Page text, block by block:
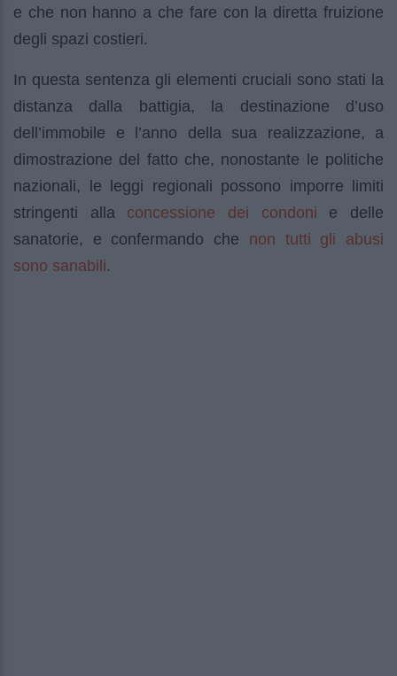
e che non hanno a che fare con la diretta fruizione
degli spazi costieri.
In questa sentenza gli elementi cruciali sono stati la
distanza dalla battigia, la destinazione d’uso
dell’immobile e l’anno della sua realizzazione, a
dimostrazione del fatto che, nonostante le politiche
nazionali, le leggi regionali possono imporre limiti
stringenti alla concessione dei condoni e delle
sanatorie, e confermando che non tutti gli abusi
sono sanabili.